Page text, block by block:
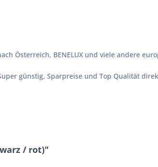
Österreich, BENELUX und viele andere
günstig, Sparpreise und Top Qualität
/ rot)"